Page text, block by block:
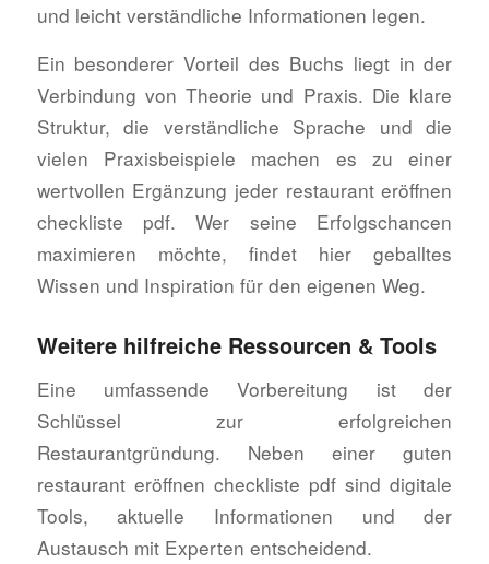
und leicht verständliche Informationen legen.
Ein besonderer Vorteil des Buchs liegt in der
Verbindung von Theorie und Praxis. Die klare
Struktur, die verständliche Sprache und die
vielen Praxisbeispiele machen es zu einer
wertvollen Ergänzung jeder restaurant eröffnen
checkliste pdf. Wer seine Erfolgschancen
maximieren möchte, findet hier geballtes
Wissen und Inspiration für den eigenen Weg.
Weitere hilfreiche Ressourcen & Tools
Eine umfassende Vorbereitung ist der
Schlüssel zur erfolgreichen
Restaurantgründung. Neben einer guten
restaurant eröffnen checkliste pdf sind digitale
Tools, aktuelle Informationen und der
Austausch mit Experten entscheidend.